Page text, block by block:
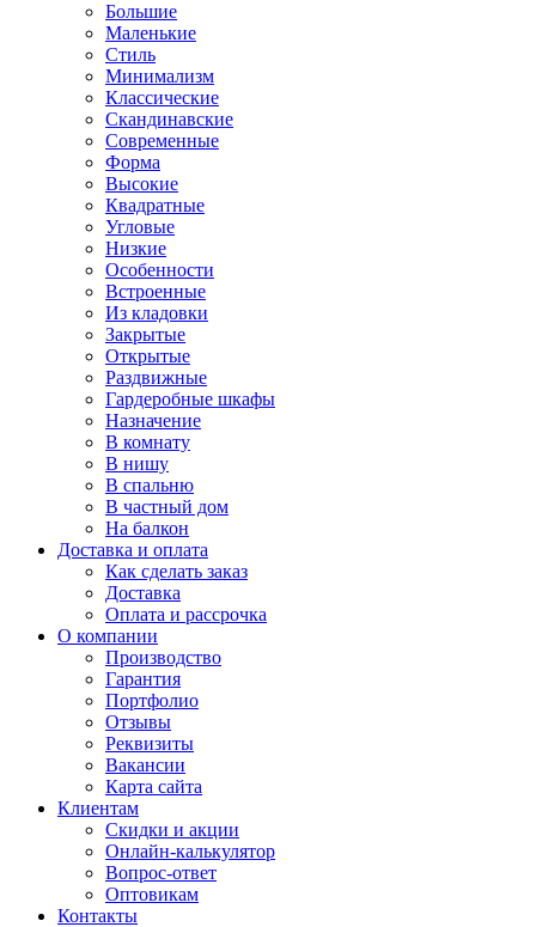
Большие
Маленькие
Стиль
Минимализм
Классические
Скандинавские
Современные
Форма
Высокие
Квадратные
Угловые
Низкие
Особенности
Встроенные
Из кладовки
Закрытые
Открытые
Раздвижные
Гардеробные шкафы
Назначение
В комнату
В нишу
В спальню
В частный дом
На балкон
Доставка и оплата
Как сделать заказ
Доставка
Оплата и рассрочка
О компании
Производство
Гарантия
Портфолио
Отзывы
Реквизиты
Вакансии
Карта сайта
Клиентам
Скидки и акции
Онлайн-калькулятор
Вопрос-ответ
Оптовикам
Контакты